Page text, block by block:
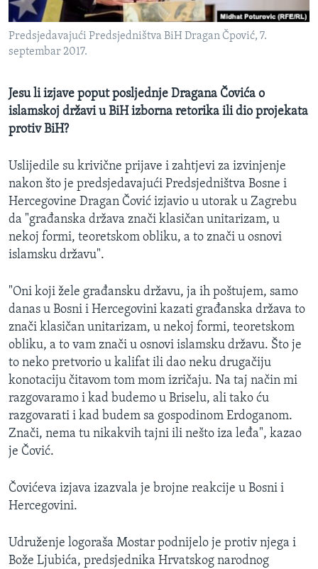
MAGAZIN
O GLASU AMERIKE
PRATITE NAS
Jezici
Predsjedavajući Predsjedništva BiH Dragan Čpović, 7.
septembar 2017.
Jesu li izjave poput posljednje Dragana Čovića o
islamskoj državi u BiH izborna retorika ili dio projekata
protiv BiH?
Uslijedile su krivične prijave i zahtjevi za izvinjenje
nakon što je predsjedavajući Predsjedništva Bosne i
Hercegovine Dragan Čović izjavio u utorak u Zagrebu
da "građanska država znači klasičan unitarizam, u
nekoj formi, teoretskom obliku, a to znači u osnovi
islamsku državu".
"Oni koji žele građansku državu, ja ih poštujem, samo
danas u Bosni i Hercegovini kazati građanska država to
znači klasičan unitarizam, u nekoj formi, teoretskom
obliku, a to vam znači u osnovi islamsku državu. Što je
to neko pretvorio u kalifat ili dao neku drugačiju
konotaciju čitavom tom mom izričaju. Na taj način mi
razgovaramo i kad budemo u Briselu, ali tako ću
razgovarati i kad budem sa gospodinom Erdoganom.
Znači, nema tu nikakvih tajni ili nešto iza leđa", kazao
je Čović.
Čovićeva izjava izazvala je brojne reakcije u Bosni i
Hercegovini.
Udruženje logoraša Mostar podnijelo je protiv njega i
Bože Ljubića, predsjednika Hrvatskog narodnog